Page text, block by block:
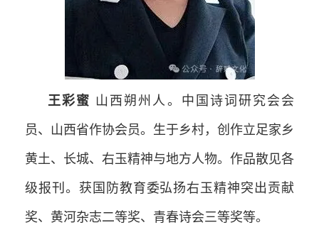
王彩蜜 山西朔州人。中国诗词研究会会
员、山西省作协会员。生于乡村，创作立足家乡
黄土、长城、右玉精神与地方人物。作品散见各
级报刊。获国防教育委弘扬右玉精神突出贡献
奖、黄河杂志二等奖、青春诗会三等奖等。